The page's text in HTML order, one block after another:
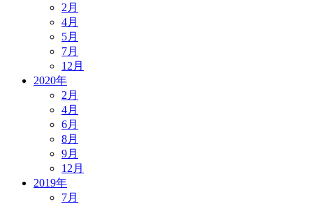
2月
4月
5月
7月
12月
2020年
2月
4月
6月
8月
9月
12月
2019年
7月